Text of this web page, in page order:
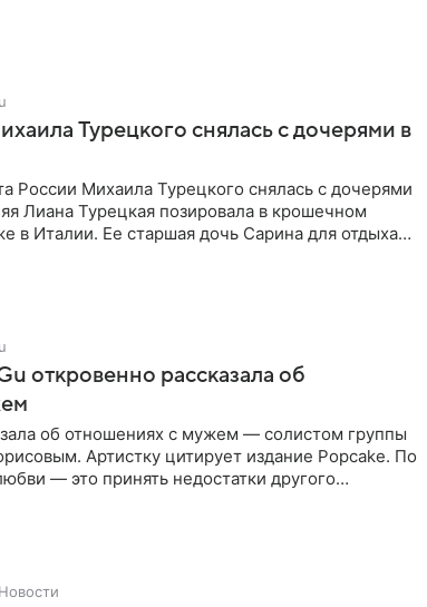
Турецкого снялась с дочерями в
России Михаила Турецкого снялась с дочерями
Лиана Турецкая позировала в крошечном
в Италии. Ее старшая дочь Сарина для отдыха
откровенно рассказала об
об отношениях с мужем — солистом группы
Артистку цитирует издание Popcake. По
— это принять недостатки другого